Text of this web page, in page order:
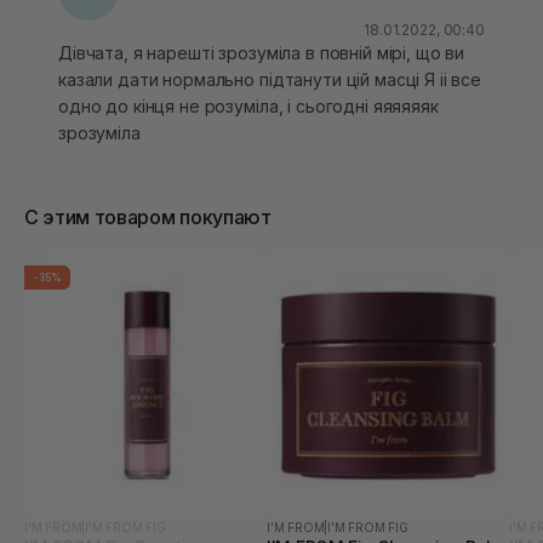
18.01.2022, 00:40
Дівчата, я нарешті зрозуміла в повній мірі, що ви
казали дати нормально підтанути цій масці Я іі все
одно до кінця не розуміла, і сьогодні яяяяяяк
зрозуміла
С этим товаром покупают
-35%
I'M FROM I'M FROM FIG